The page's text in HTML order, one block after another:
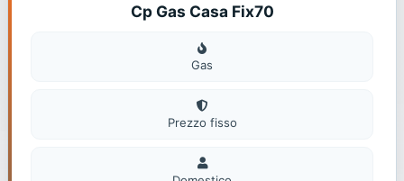
Cp Gas Casa Fix70
Gas
Gas
Prezzo fisso
Domestico